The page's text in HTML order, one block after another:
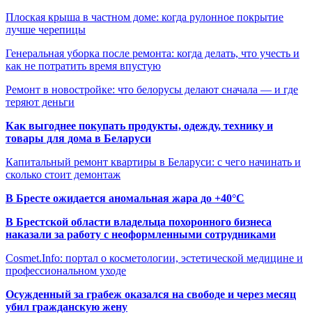
Плоская крыша в частном доме: когда рулонное покрытие
лучше черепицы
Генеральная уборка после ремонта: когда делать, что учесть и
как не потратить время впустую
Ремонт в новостройке: что белорусы делают сначала — и где
теряют деньги
Как выгоднее покупать продукты, одежду, технику и
товары для дома в Беларуси
Капитальный ремонт квартиры в Беларуси: с чего начинать и
сколько стоит демонтаж
В Бресте ожидается аномальная жара до +40°C
В Брестской области владельца похоронного бизнеса
наказали за работу с неоформленными сотрудниками
Cosmet.Info: портал о косметологии, эстетической медицине и
профессиональном уходе
Осужденный за грабеж оказался на свободе и через месяц
убил гражданскую жену